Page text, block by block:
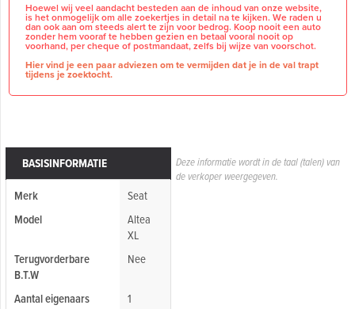
Hoewel wij veel aandacht besteden aan de inhoud van onze website,
is het onmogelijk om alle zoekertjes in detail na te kijken. We raden u
dan ook aan om steeds alert te zijn voor bedrog. Koop nooit een auto
zonder hem vooraf te hebben gezien en betaal vooral nooit op
voorhand, per cheque of postmandaat, zelfs bij wijze van voorschot.
Hier vind je een paar adviezen om te vermijden dat je in de val trapt
tijdens je zoektocht.
BASISINFORMATIE
Merk
Seat
Model
Altea
XL
Terugvorderbare
B.T.W
Nee
Aantal eigenaars 1
Deze informatie wordt in de taal (talen) van
de verkoper weergegeven.